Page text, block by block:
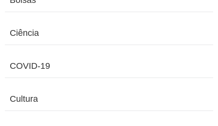
Ciência
COVID-19
Cultura